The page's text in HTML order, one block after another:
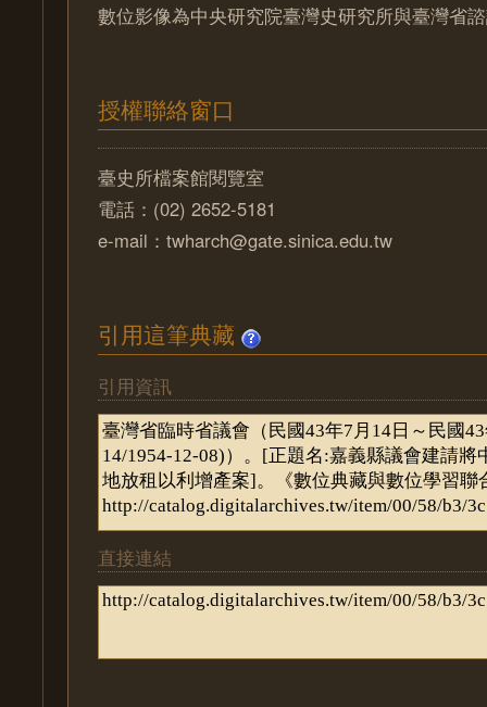
數位影像為中央研究院臺灣史研究所與臺灣省
授權聯絡窗口
臺史所檔案館閱覽室
電話：(02) 2652-5181
e-mail：twharch@gate.sinica.edu.tw
引用這筆典藏
引用資訊
直接連結